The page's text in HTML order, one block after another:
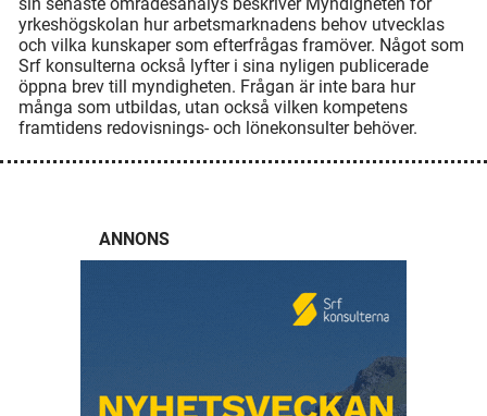
yrkeshögskolan hur arbetsmarknadens behov utvecklas
och vilka kunskaper som efterfrågas framöver. Något som
Srf konsulterna också lyfter i sina nyligen publicerade
öppna brev till myndigheten. Frågan är inte bara hur
många som utbildas, utan också vilken kompetens
framtidens redovisnings- och lönekonsulter behöver.
ANNONS